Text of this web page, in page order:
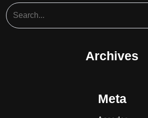
Archives
Meta